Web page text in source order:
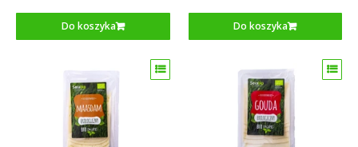
Do koszyka Do koszyka